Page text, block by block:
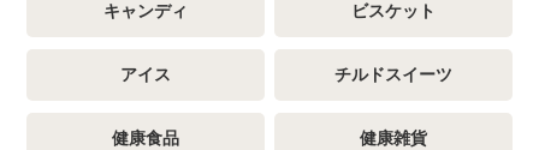
キャンディ ビスケット
アイス チルドスイーツ
健康食品 健康雑貨